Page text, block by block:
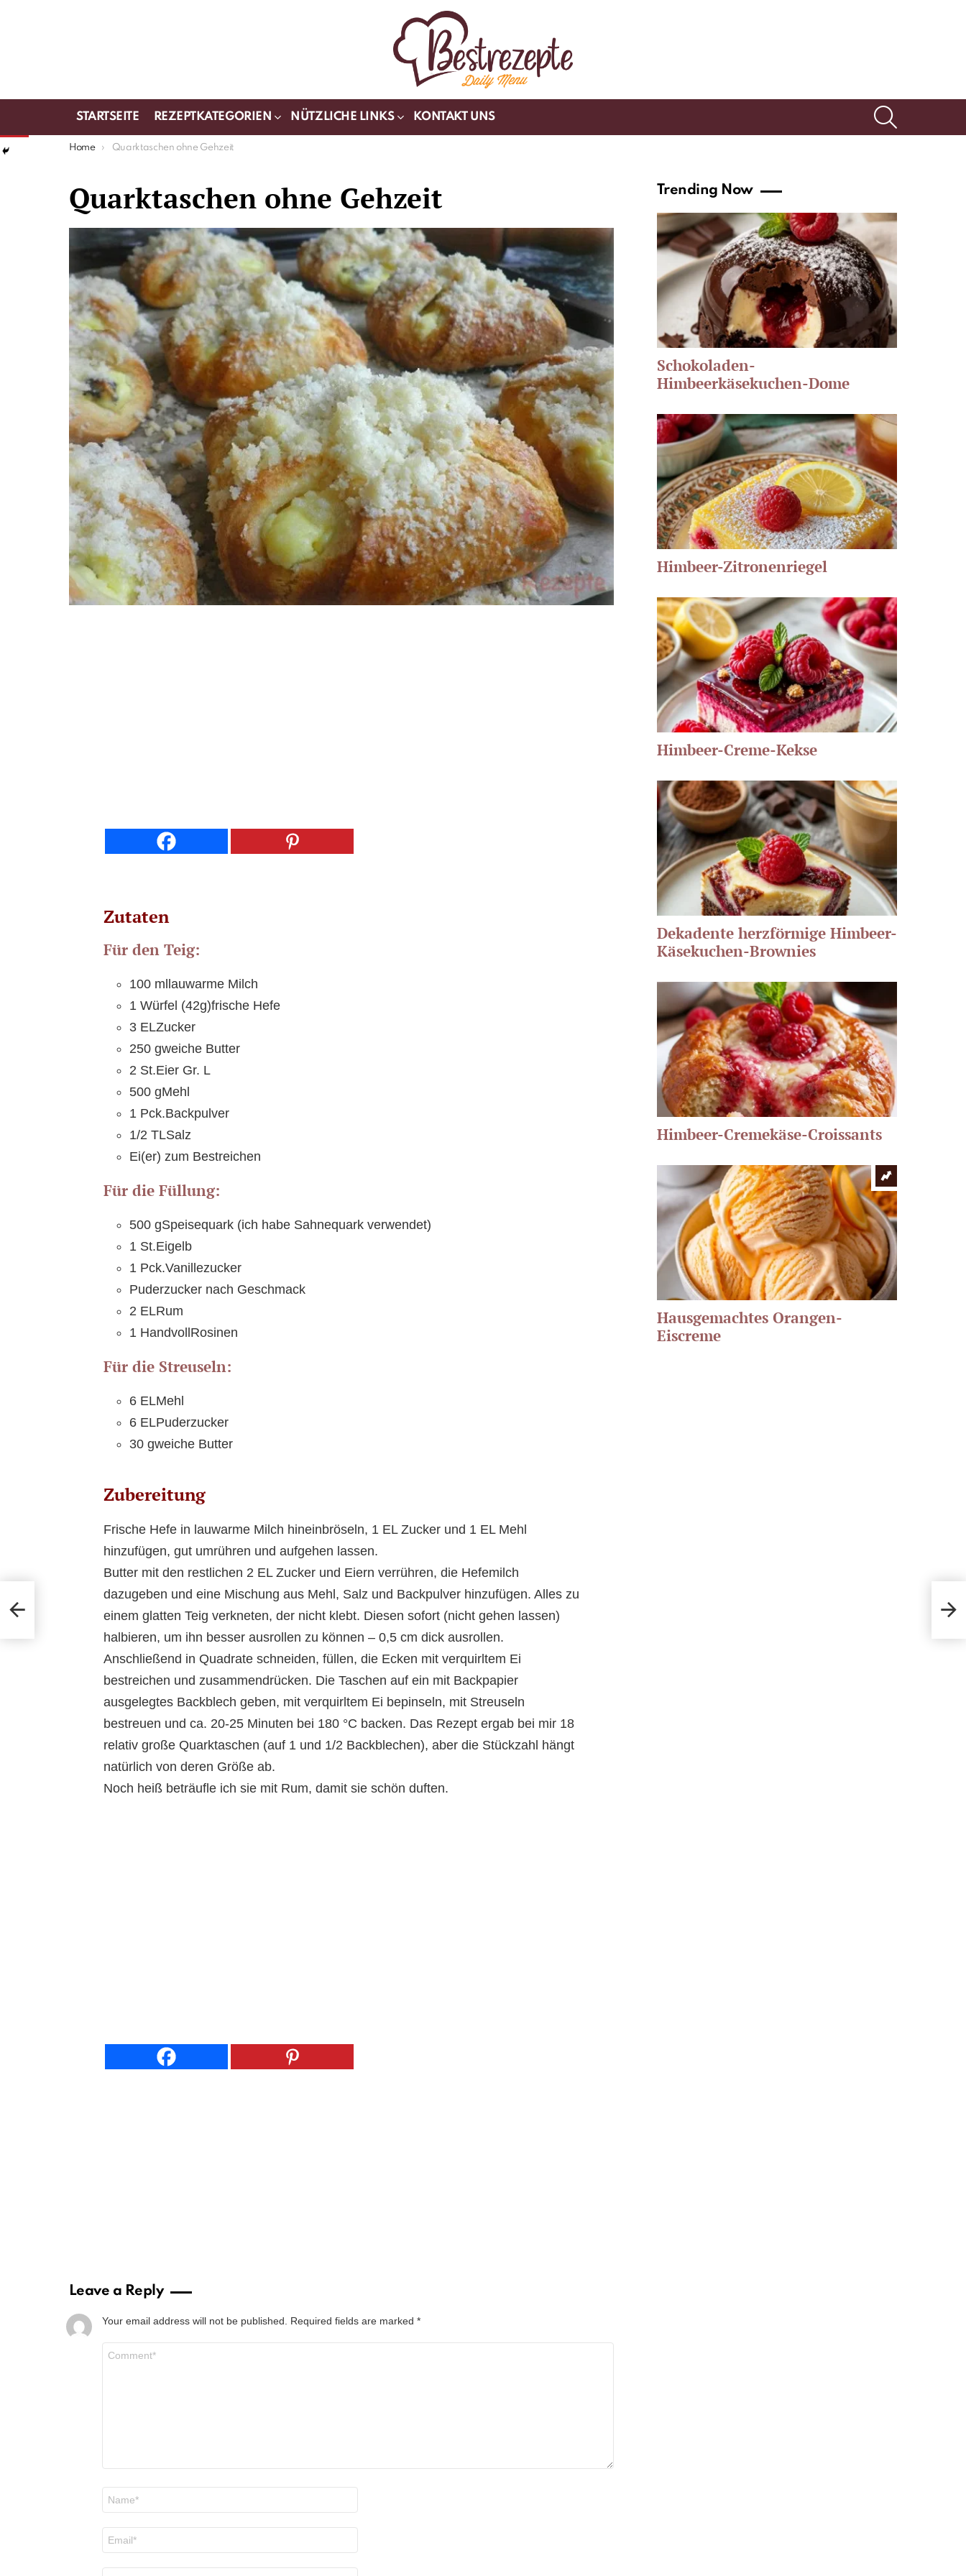
STARTSEITE REZEPTKATEGORIEN NÜTZLICHE LINKS KONTAKT UNS
You are here:
Home Quarktaschen ohne Gehzeit
Quarktaschen ohne Gehzeit
Zutaten
Für den Teig:
100 mllauwarme Milch
1 Würfel (42g)frische Hefe
3 ELZucker
250 gweiche Butter
2 St.Eier Gr. L
500 gMehl
1 Pck.Backpulver
1/2 TLSalz
Ei(er) zum Bestreichen
Für die Füllung:
500 gSpeisequark (ich habe Sahnequark verwendet)
1 St.Eigelb
1 Pck.Vanillezucker
Puderzucker nach Geschmack
2 ELRum
1 HandvollRosinen
Für die Streuseln:
6 ELMehl
6 ELPuderzucker
30 gweiche Butter
Zubereitung
Frische Hefe in lauwarme Milch hineinbröseln, 1 EL Zucker und 1 EL Mehl
hinzufügen, gut umrühren und aufgehen lassen.
Butter mit den restlichen 2 EL Zucker und Eiern verrühren, die Hefemilch
dazugeben und eine Mischung aus Mehl, Salz und Backpulver hinzufügen. Alles zu
einem glatten Teig verkneten, der nicht klebt. Diesen sofort (nicht gehen lassen)
halbieren, um ihn besser ausrollen zu können – 0,5 cm dick ausrollen.
Anschließend in Quadrate schneiden, füllen, die Ecken mit verquirltem Ei
bestreichen und zusammendrücken. Die Taschen auf ein mit Backpapier
ausgelegtes Backblech geben, mit verquirltem Ei bepinseln, mit Streuseln
bestreuen und ca. 20-25 Minuten bei 180 °C backen. Das Rezept ergab bei mir 18
relativ große Quarktaschen (auf 1 und 1/2 Backblechen), aber die Stückzahl hängt
natürlich von deren Größe ab.
Noch heiß beträufle ich sie mit Rum, damit sie schön duften.
Leave a Reply
Your email address will not be published. Required fields are marked *
Trending Now
Schokoladen-
Himbeerkäsekuchen-Dome
Himbeer-Zitronenriegel
Himbeer-Creme-Kekse
Dekadente herzförmige Himbeer-
Käsekuchen-Brownies
Himbeer-Cremekäse-Croissants
Hausgemachtes Orangen-
Eiscreme